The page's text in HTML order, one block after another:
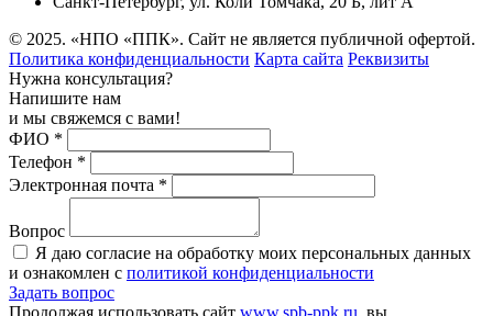
© 2025. «НПО «ППК». Сайт не является публичной офертой.
Политика конфиденциальности Карта сайта Реквизиты
Нужна консультация?
Напишите нам
и мы свяжемся с вами!
ФИО *
Телефон *
Электронная почта *
Вопрос
Я даю согласие на обработку моих персональных данных
и ознакомлен с политикой конфиденциальности
Задать вопрос